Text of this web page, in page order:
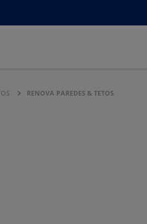
RENOVA PAREDES & TETOS